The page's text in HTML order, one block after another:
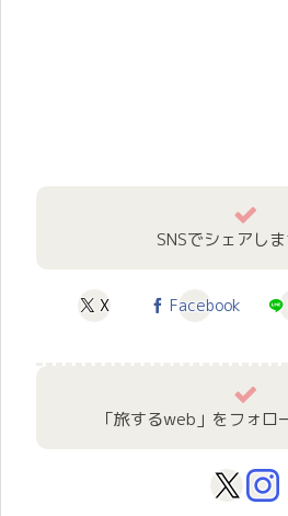
SNSでシェアし
X Facebook
「旅するweb」をフォロ